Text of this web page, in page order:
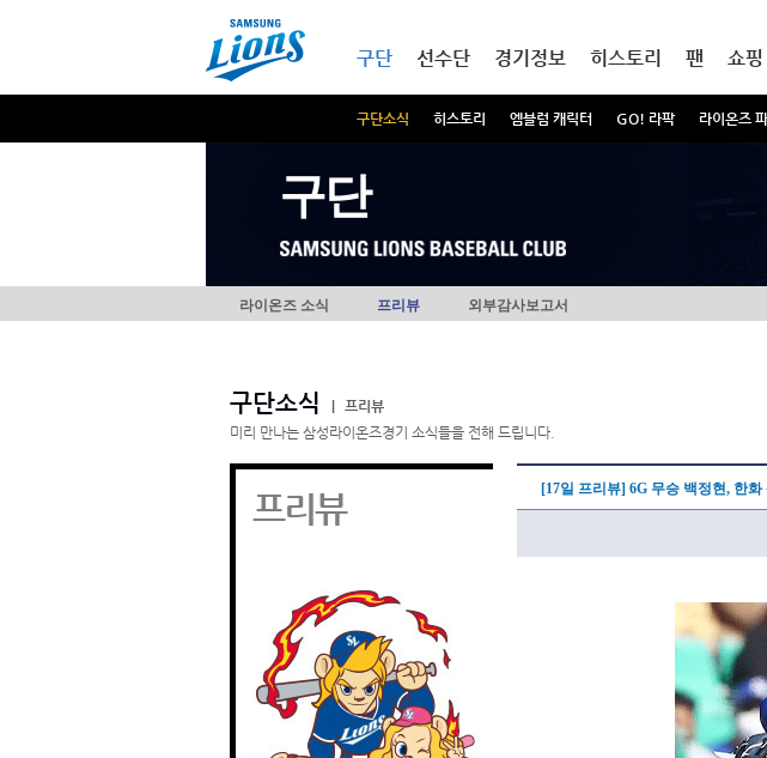
구단
구단소식 히스토리 엠블럼 캐릭터 GO! 라팍 라이온즈
선수단 경기정보 히스토리 팬 쇼핑
구단
라이온즈 소식 프리뷰 외부감사보고서
구단소식
프리뷰
미리 만나는 삼성라이온즈경기 소식들을 전해 드립니다.
프리뷰 [17일 프리뷰] 6G 무승 백정현, 한